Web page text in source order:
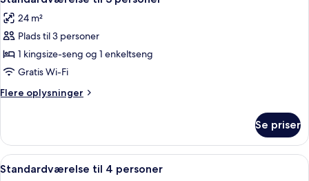
byudsigt
alle
billeder
af
Standardværelse
til
3
personer
24 m²
Plads til 3 personer
1 kingsize-seng og 1 enkeltseng
Gratis Wi-Fi
Flere oplysninger
Flere
til
personer
Se priser
Indlæs
alle
Et moderne hotelværelse med en
5
Standardværelse til 4 personer